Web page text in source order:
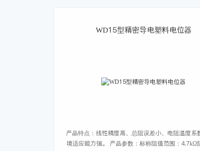
WD15型精密导电塑料电位器
产品特点：线性精度高、总阻误差小、电阻温度系
境适应能力强。 产品参数：标称阻值范围：4.7kΩ